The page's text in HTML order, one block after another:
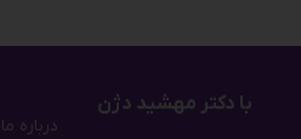
با دکتر مهشید دژن
درباره ما